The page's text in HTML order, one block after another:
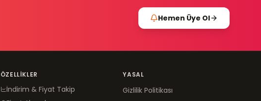
Hemen Üye Ol
ÖZELLIKLER
İndirim & Fiyat Takip
YASAL
Gizlilik Politikası